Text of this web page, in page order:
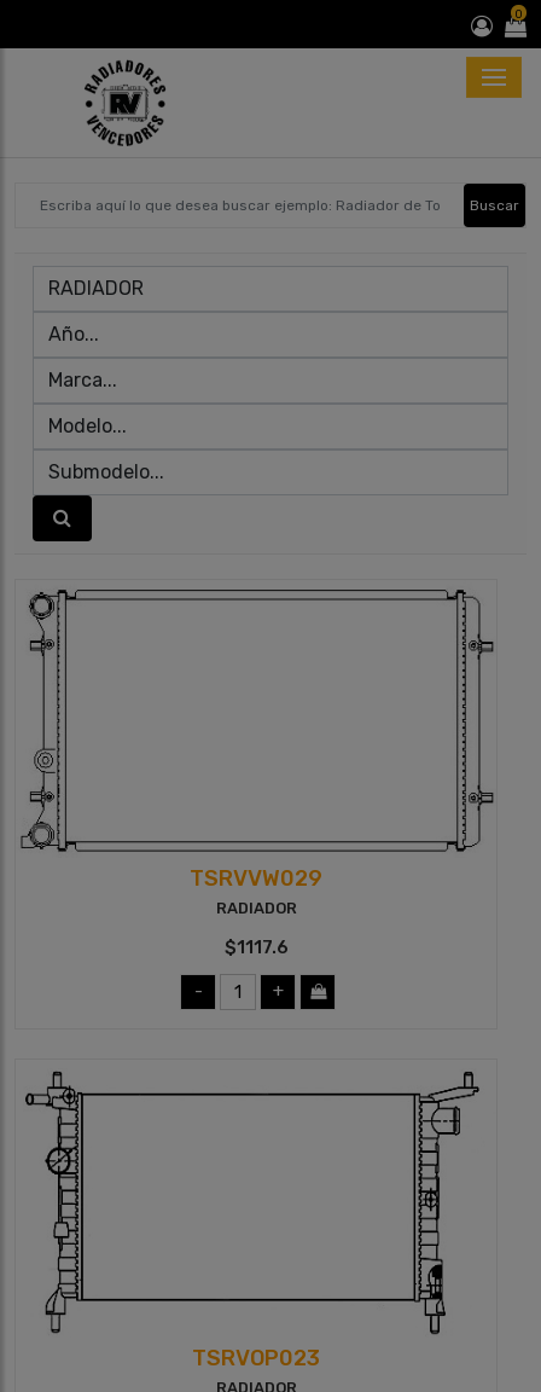
0
Buscar
TSRVVW029
RADIADOR
$1117.6
- +
TSRVOP023
RADIADOR